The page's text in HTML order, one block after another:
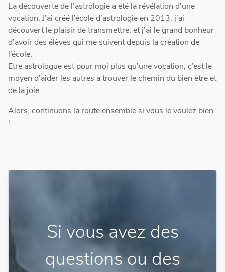
La découverte de l’astrologie a été la révélation d’une
vocation. J’ai créé l’école d’astrologie en 2013, j’ai
découvert le plaisir de transmettre, et j’ai le grand bonheur
d’avoir des élèves qui me suivent depuis la création de
l’école.
Etre astrologue est pour moi plus qu’une vocation, c’est le
moyen d’aider les autres à trouver le chemin du bien être et
de la joie.
Alors, continuons la route ensemble si vous le voulez bien
!
Si vous avez des
questions ou des